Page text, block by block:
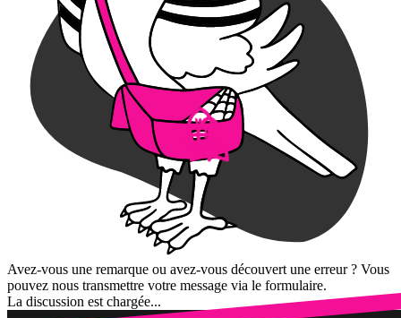
Avez-vous une remarque ou avez-vous découvert une erreur ? Vous
pouvez nous transmettre votre message via le formulaire.
La discussion est chargée...